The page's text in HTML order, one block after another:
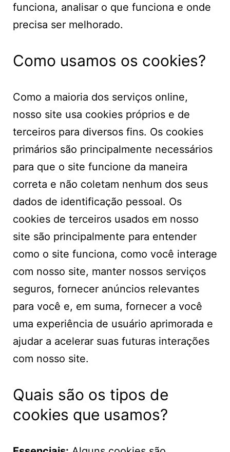
funciona, analisar o que funciona e onde
precisa ser melhorado.
Como usamos os cookies?
Como a maioria dos serviços online,
nosso site usa cookies próprios e de
terceiros para diversos fins. Os cookies
primários são principalmente necessários
para que o site funcione da maneira
correta e não coletam nenhum dos seus
dados de identificação pessoal. Os
cookies de terceiros usados em nosso
site são principalmente para entender
como o site funciona, como você interage
com nosso site, manter nossos serviços
seguros, fornecer anúncios relevantes
para você e, em suma, fornecer a você
uma experiência de usuário aprimorada e
ajudar a acelerar suas futuras interações
com nosso site.
Quais são os tipos de
cookies que usamos?